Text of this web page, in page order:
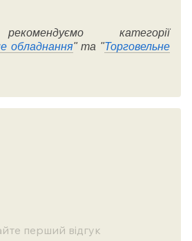
категорії
обладнання" та "Торговельне
перший відгук